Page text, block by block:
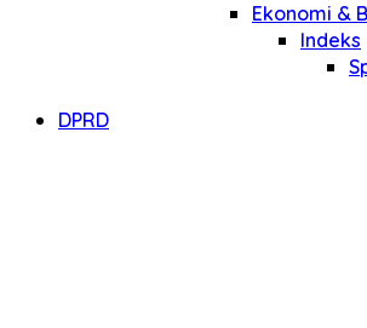
Ekonomi &
Indeks
DPRD